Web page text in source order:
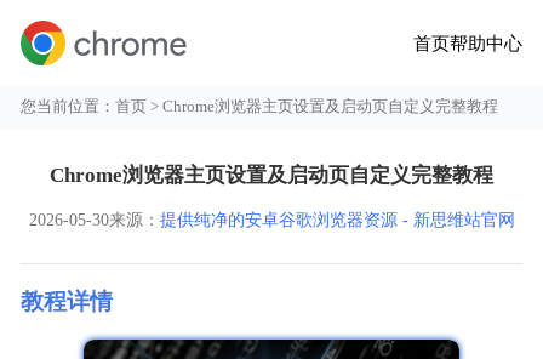
首页帮助中心
您当前位置：首页 > Chrome浏览器主页设置及启动页自定义完整教程
Chrome浏览器主页设置及启动页自定义完整教程
2026-05-30来源： 提供纯净的安卓谷歌浏览器资源 - 新思维站官网
教程详情